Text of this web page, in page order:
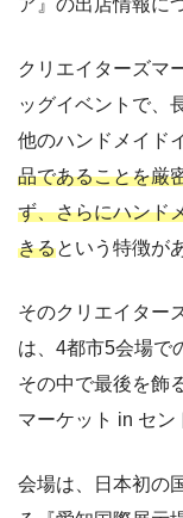
クリエイターズマ
ッグイベントで、
他のハンドメイド
品であることを厳
ず、さらにハンド
きるという特徴が
そのクリエイター
は、4都市5会場で
その中で最後を飾
マーケット in セン
会場は、日本初の